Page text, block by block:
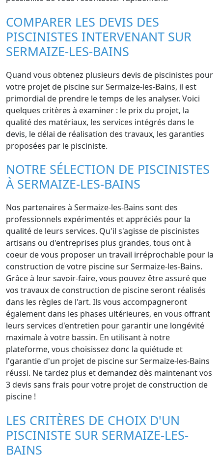
COMPARER LES DEVIS DES
PISCINISTES INTERVENANT SUR
SERMAIZE-LES-BAINS
Quand vous obtenez plusieurs devis de piscinistes pour
votre projet de piscine sur Sermaize-les-Bains, il est
primordial de prendre le temps de les analyser. Voici
quelques critères à examiner : le prix du projet, la
qualité des matériaux, les services intégrés dans le
devis, le délai de réalisation des travaux, les garanties
proposées par le pisciniste.
NOTRE SÉLECTION DE PISCINISTES
À SERMAIZE-LES-BAINS
Nos partenaires à Sermaize-les-Bains sont des
professionnels expérimentés et appréciés pour la
qualité de leurs services. Qu'il s'agisse de piscinistes
artisans ou d'entreprises plus grandes, tous ont à
coeur de vous proposer un travail irréprochable pour la
construction de votre piscine sur Sermaize-les-Bains.
Grâce à leur savoir-faire, vous pouvez être assuré que
vos travaux de construction de piscine seront réalisés
dans les règles de l'art. Ils vous accompagneront
également dans les phases ultérieures, en vous offrant
leurs services d'entretien pour garantir une longévité
maximale à votre bassin. En utilisant à notre
plateforme, vous choisissez donc la quiétude et
l'garantie d'un projet de piscine sur Sermaize-les-Bains
réussi. Ne tardez plus et demandez dès maintenant vos
3 devis sans frais pour votre projet de construction de
piscine !
LES CRITÈRES DE CHOIX D'UN
PISCINISTE SUR SERMAIZE-LES-
BAINS